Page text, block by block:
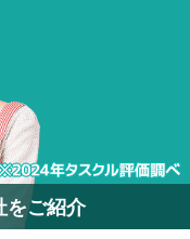
をご紹介